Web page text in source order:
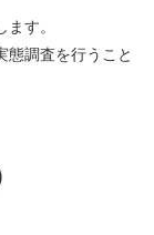
す。
態調査を行うこと